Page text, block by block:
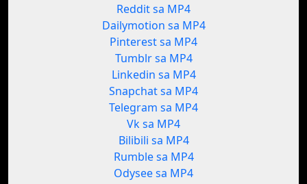
Reddit sa MP4
Dailymotion sa MP4
Pinterest sa MP4
Tumblr sa MP4
Linkedin sa MP4
Snapchat sa MP4
Telegram sa MP4
Vk sa MP4
Bilibili sa MP4
Rumble sa MP4
Odysee sa MP4